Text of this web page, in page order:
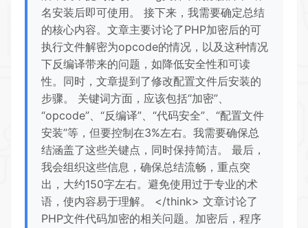
名安装后即可使用。 接下来，我需要确定总结
的核心内容。文章主要讨论了PHP加密后的可
执行文件解密为opcode的情况，以及这种情况
下反编译带来的问题，如降低安全性和可读
性。同时，文章提到了修改配置文件后安装的
步骤。 关键词方面，应该包括“加密”、
“opcode”、“反编译”、“代码安全”、“配置文件
安装”等，但要控制在3%左右。我需要确保总
结涵盖了这些关键点，同时保持简洁。 最后，
我会组织这些信息，确保总结流畅，重点突
出，大约150字左右。避免使用过于专业的术
语，使内容易于理解。 </think> 文章讨论了
PHP文件代码加密的相关问题。加密后，程序